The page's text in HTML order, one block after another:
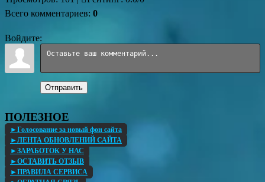
Всего комментариев: 0
Войдите:
Отправить
ПОЛЕЗНОЕ
►Голосование за новый фон сайта
►ЛЕНТА ОБНОВЛЕНИЙ САЙТА
►ЗАРАБОТОК У НАС
►ОСТАВИТЬ ОТЗЫВ
►ПРАВИЛА СЕРВИСА